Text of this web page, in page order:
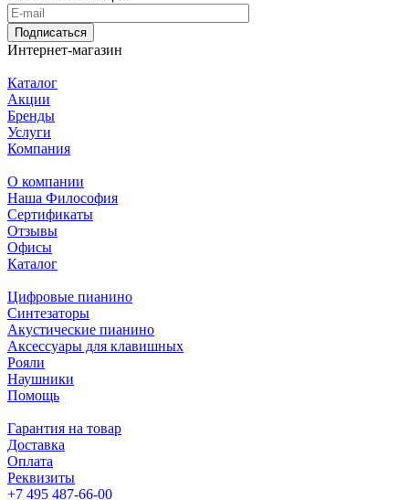
Подписаться
Интернет-магазин
Каталог
Акции
Бренды
Услуги
Компания
О компании
Наша Философия
Сертификаты
Отзывы
Офисы
Каталог
Цифровые пианино
Синтезаторы
Акустические пианино
Аксессуары для клавишных
Рояли
Наушники
Помощь
Гарантия на товар
Доставка
Оплата
Реквизиты
+7 495 487-66-00